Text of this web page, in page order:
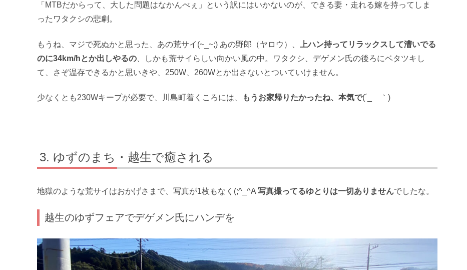
「MTBだからって、大した問題はなかんべぇ」という訳にはいかないのが、できる妻・走れる嫁を持ってしま
ったワタクシの悲劇。
もうね、マジで死ぬかと思った、あの荒サイ(~_~;) あの野郎（ヤロウ）、
上ハン持ってリラックスして漕いでる
のに34km/hとか出しやるの 、しかも荒サイらしい向かい風の中。ワタクシ、デゲメン氏の後ろにベタツキし
て、さぞ温存できるかと思いきや、250W、260Wとか出さないとついていけません。
少なくとも230Wキープが必要で、川島町着くころには、 もうお家帰りたかったね、本気で(´_ゝ｀)
ゆずのまち・越生で癒される
地獄のような荒サイはおかげさまで、写真が1枚もなく(;^_^A 写真撮ってるゆとりは一切ありませんでしたな。
越生のゆずフェアでデゲメン氏にハンデを